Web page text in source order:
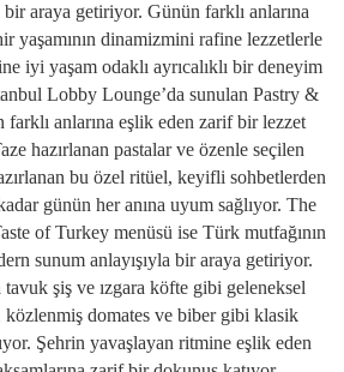
bir araya getiriyor. Günün farklı anlarına
yaşamının dinamizmini rafine lezzetlerle
iyi yaşam odaklı ayrıcalıklı bir deneyim
Lobby Lounge’da sunulan Pastry &
anlarına eşlik eden zarif bir lezzet
hazırlanan pastalar ve özenle seçilen
bu özel ritüel, keyifli sohbetlerden
günün her anına uyum sağlıyor. The
of Turkey menüsü ise Türk mutfağının
sunum anlayışıyla bir araya getiriyor.
tavuk şiş ve ızgara köfte gibi geleneksel
közlenmiş domates ve biber gibi klasik
Şehrin yavaşlayan ritmine eşlik eden